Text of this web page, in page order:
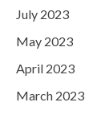
July 2023
May 2023
April 2023
March 2023